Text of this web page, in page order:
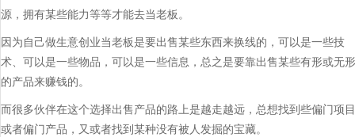
源，拥有某些能力等等才能去当老板。
因为自己做生意创业当老板是要出售某些东西来换线的，可以是一些技
术、可以是一些物品，可以是一些信息，总之是要靠出售某些有形或无形
的产品来赚钱的。
而很多伙伴在这个选择出售产品的路上是越走越远，总想找到些偏门项目
或者偏门产品，又或者找到某种没有被人发掘的宝藏。